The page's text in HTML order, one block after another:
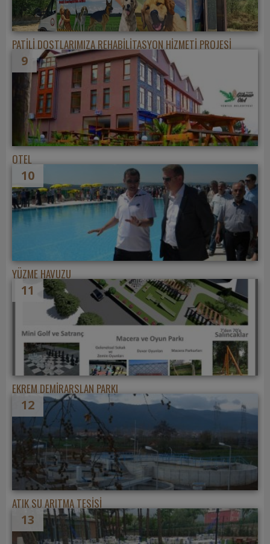
PATİLİ DOSTLARIMIZA REHABİLİTASYON HİZMETİ PROJESİ
9
OTEL
10
YÜZME HAVUZU
11
EKREM DEMİRARSLAN PARKI
12
ATIK SU ARITMA TESİSİ
13